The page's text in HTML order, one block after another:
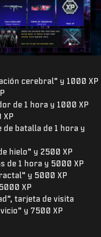
cerebral” y 1000 XP
de 1 hora y 1000 XP
XP
de batalla de 1 hora y
hielo” y 2500 XP
de 1 hora y 5000 XP
y 5000 XP
XP
tarjeta de visita
y 7500 XP